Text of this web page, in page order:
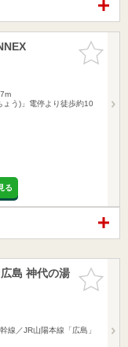
お気に入
りに追加
ょう)」電停より徒歩約10
る
お気に入
りに追加
島 神代の湯
／JR山陽本線「広島」